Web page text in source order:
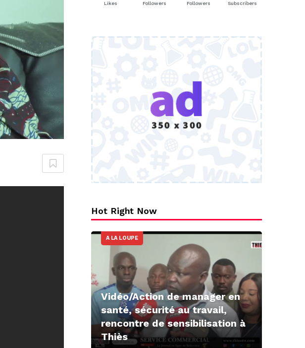
Likes Followers Followers Subscribers
Hot Right Now
A LA LOUPE
Vidéo/Action de manager en
santé, sécurité au travail,
rencontre de sensibilisation à
Thiès